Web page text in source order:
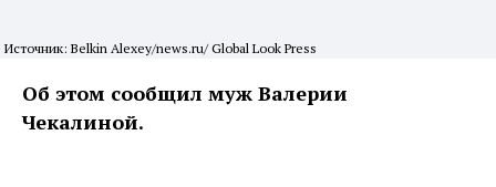
Источник: Belkin Alexey/news.ru/ Global Look Press
Об этом сообщил муж Валерии
Чекалиной.